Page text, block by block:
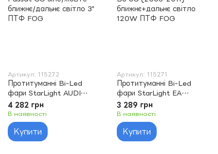
Артикул: 115272
Протитуманні Bi-Led
фари StarLight AUDI
A4/A5/A6/Q3/Q5 VW
Passat CC біле/жовте
ближнє/дальнє світло 3"
ПТФ FOG
4 282 грн
В наявності
Купити
Артикул: 115271
Протитуманні Bi-Led
фари StarLight EA
Volkswagen Passat VW
B6 3C (2005-2011)
ближнє+дальнє світло
120W ПТФ FOG
3 289 грн
В наявності
Купити